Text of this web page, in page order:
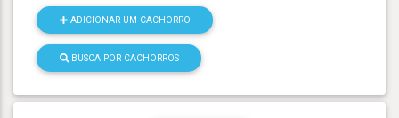
ADICIONAR UM CACHORRO
BUSCA POR CACHORROS